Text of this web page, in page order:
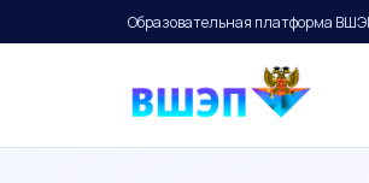
Образовательная платформа